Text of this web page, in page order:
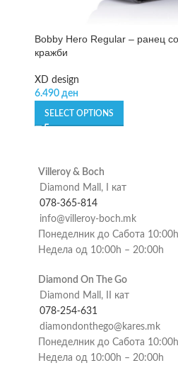
Bobby Hero Regular – ранец
кражби
XD design
6.490 ден
SELECT OPTIONS
Villeroy & Boch
Diamond Mall, I кат
078-365-814
info@villeroy-boch.mk
Понеделник до Сабота
Недела од 10:00h – 20:00h
Diamond On The Go
Diamond Mall, II кат
078-254-631
diamondonthego@kares.mk
Понеделник до Сабота
Недела од 10:00h – 20:00h